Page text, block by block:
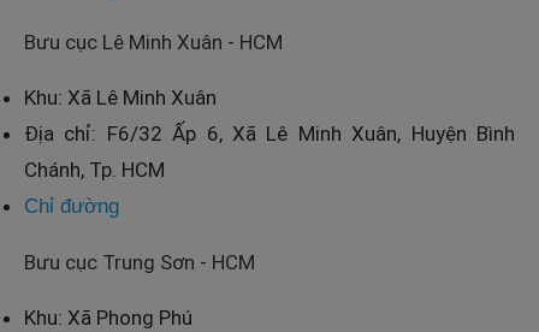
Bưu cục Lê Minh Xuân - HCM
Khu: Xã Lê Minh Xuân
Địa chỉ: F6/32 Ấp 6, Xã Lê Minh Xuân, Huyện Bình
Chánh, Tp. HCM
Chỉ đường
Bưu cục Trung Sơn - HCM
Khu: Xã Phong Phú